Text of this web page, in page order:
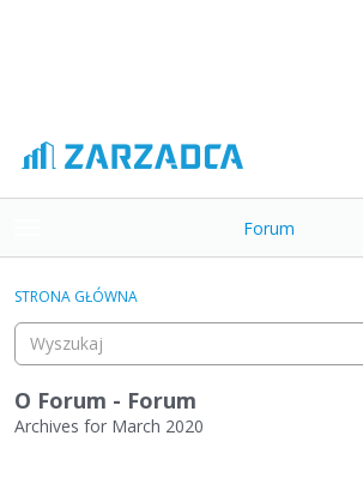
o
g
e
m
e
n
Forum
Kategorie
Dyskusje
Aktywność
STRONA GŁÓWNA
O Forum - Forum
Archives for March 2020